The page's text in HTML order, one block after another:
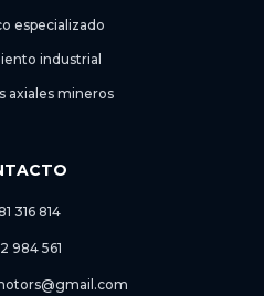
especializado
industrial
axiales mineros
316 814
984 561